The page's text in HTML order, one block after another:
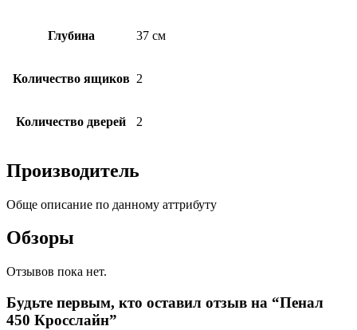
Глубина 37 см
Количество ящиков 2
Количество дверей 2
Производитель
Обще описание по данному аттрибуту
Обзоры
Отзывов пока нет.
Будьте первым, кто оставил отзыв на “Пенал
450 Кросслайн”